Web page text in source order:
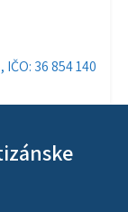
IČO: 36 854 140